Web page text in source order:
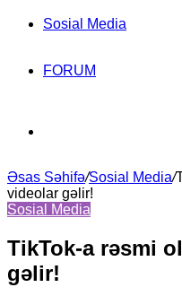
Sosial Media
FORUM
for
Əsas Səhifə/Sosial Media/
videolar gəlir!
Sosial Media
TikTok-a rəsmi
gəlir!